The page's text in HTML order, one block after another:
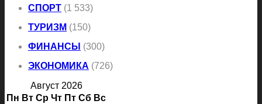
СПОРТ (1 533)
ТУРИЗМ (150)
ФИНАНСЫ (300)
ЭКОНОМИКА (726)
Август 2026
Пн Вт Ср Чт Пт Сб Вс